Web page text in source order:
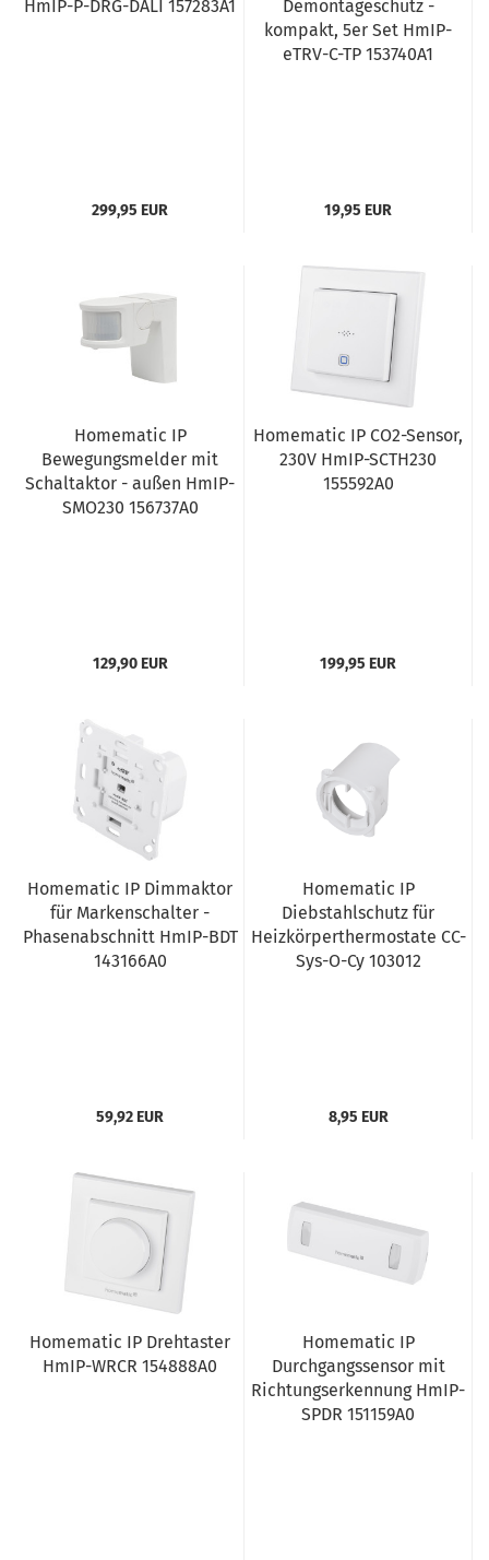
HmIP-P-DRG-DALI 157283A1
299,95 EUR
Demontageschutz -
kompakt, 5er Set HmIP-
eTRV-C-TP 153740A1
19,95 EUR
Homematic IP
Bewegungsmelder mit
Schaltaktor - außen HmIP-
SMO230 156737A0
129,90 EUR
Homematic IP CO2-Sensor,
230V HmIP-SCTH230
155592A0
199,95 EUR
Homematic IP Dimmaktor
für Markenschalter -
Phasenabschnitt HmIP-BDT
143166A0
59,92 EUR
Homematic IP
Diebstahlschutz für
Heizkörperthermostate CC-
Sys-O-Cy 103012
8,95 EUR
Homematic IP Drehtaster
HmIP-WRCR 154888A0
Homematic IP
Durchgangssensor mit
Richtungserkennung HmIP-
SPDR 151159A0